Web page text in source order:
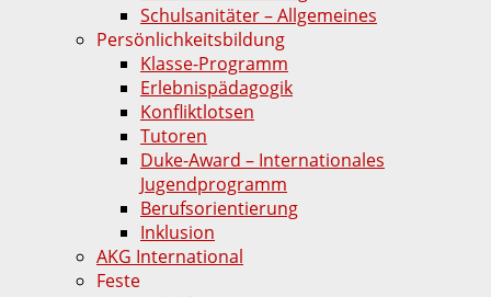
Schulsanitäter – Allgemeines
Persönlichkeitsbildung
Klasse-Programm
Erlebnispädagogik
Konfliktlotsen
Tutoren
Duke-Award – Internationales
Jugendprogramm
Berufsorientierung
Inklusion
AKG International
Feste